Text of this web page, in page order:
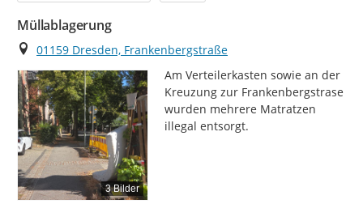
Müllablagerung
Ort
01159 Dresden, Frankenbergstraße
3 Bilder
Am Verteilerkasten sowie an der
Kreuzung zur Frankenbergstrase
wurden mehrere Matratzen
illegal entsorgt.